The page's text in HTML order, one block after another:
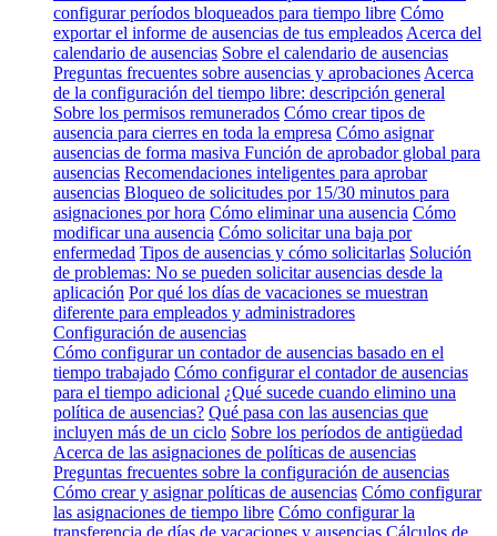
configurar períodos bloqueados para tiempo libre Cómo
exportar el informe de ausencias de tus empleados Acerca del
calendario de ausencias Sobre el calendario de ausencias
Preguntas frecuentes sobre ausencias y aprobaciones Acerca
de la configuración del tiempo libre: descripción general
Sobre los permisos remunerados Cómo crear tipos de
ausencia para cierres en toda la empresa Cómo asignar
ausencias de forma masiva Función de aprobador global para
ausencias Recomendaciones inteligentes para aprobar
ausencias Bloqueo de solicitudes por 15/30 minutos para
asignaciones por hora Cómo eliminar una ausencia Cómo
modificar una ausencia Cómo solicitar una baja por
enfermedad Tipos de ausencias y cómo solicitarlas Solución
de problemas: No se pueden solicitar ausencias desde la
aplicación Por qué los días de vacaciones se muestran
diferente para empleados y administradores
Configuración de ausencias
Cómo configurar un contador de ausencias basado en el
tiempo trabajado Cómo configurar el contador de ausencias
para el tiempo adicional ¿Qué sucede cuando elimino una
política de ausencias? Qué pasa con las ausencias que
incluyen más de un ciclo Sobre los períodos de antigüedad
Acerca de las asignaciones de políticas de ausencias
Preguntas frecuentes sobre la configuración de ausencias
Cómo crear y asignar políticas de ausencias Cómo configurar
las asignaciones de tiempo libre Cómo configurar la
transferencia de días de vacaciones y ausencias Cálculos de